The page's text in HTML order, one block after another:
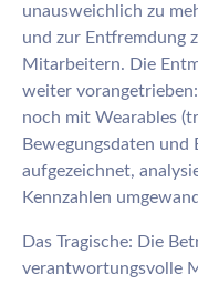
unausweichlich zu
und zur Entfremdung
Mitarbeitern. Die
weiter
noch mit Wearables
Bewegungsdaten
aufgezeichnet,
Kennzahlen
Das Tragische: Die
verantwortungsvolle